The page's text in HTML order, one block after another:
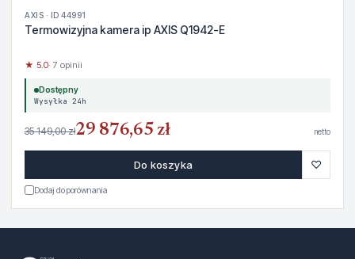
AXIS · ID 44991
Termowizyjna kamera ip AXIS Q1942-E
★ 5.0· 7 opinii
Dostępny
Wysyłka 24h
35 149,00 zł29 876,65 zł netto
Do koszyka ♡
Dodaj do porównania